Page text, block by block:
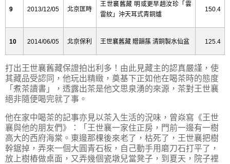
9 2013/12/05 北京匡時
王世襄舊藏 明或更早趙汝珍「雲
雷紋」沖天耳式青銅爐
150.4
10 2014/06/05 北京保利 王世襄舊藏 贈韻蓀 清銅製水仙盆 125.4
打出王世襄舊藏保證拍出利多！由此見藏主的認真嚴謹，使
其藏品受認同，他玩出精緻，奠基下正如他在喝茶時的態度
「煮茶讀書」，透露出茶是他文思泉湧的來源，茶對王世襄
絕非隨便喝完就了事。
他在家中喝茶的記事亦見以茶入生活的況味，曾焱寫《王世
襄與他的朋友們》：「王世襄一家住正房，門前一邊有一樹
高大的西府海棠。東邊那棵後來老了，枯死了，王世襄把樹
幹鋸掉，弄來一個大圓青石板，自己動手用磨刀石打平了，
放上樹樁做桌面，又弄幾個瓷墩兒當凳子，到夏天，院子裡